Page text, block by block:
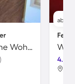
Familienorientierte wunderschöne Wohnung mit Terrasse, Grill und Garten | Nah am Skifahren
ab
4.8